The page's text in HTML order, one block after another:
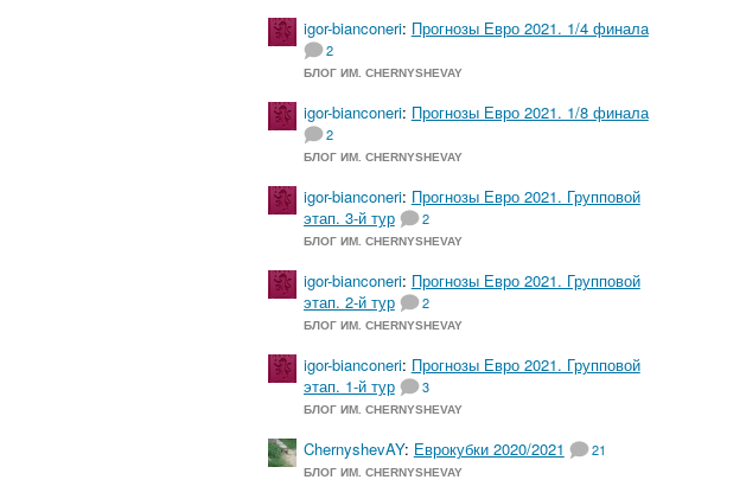
igor-bianconeri: Прогнозы Евро 2021. 1/4 финала
2
БЛОГ ИМ. CHERNYSHEVAY
igor-bianconeri: Прогнозы Евро 2021. 1/8 финала
2
БЛОГ ИМ. CHERNYSHEVAY
igor-bianconeri: Прогнозы Евро 2021. Групповой
этап. 3-й тур
2
БЛОГ ИМ. CHERNYSHEVAY
igor-bianconeri: Прогнозы Евро 2021. Групповой
этап. 2-й тур
2
БЛОГ ИМ. CHERNYSHEVAY
igor-bianconeri: Прогнозы Евро 2021. Групповой
этап. 1-й тур
3
БЛОГ ИМ. CHERNYSHEVAY
ChernyshevAY: Еврокубки 2020/2021 21
БЛОГ ИМ. CHERNYSHEVAY